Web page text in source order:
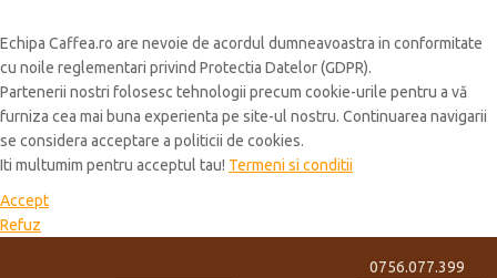
Echipa Caffea.ro are nevoie de acordul dumneavoastra in conformitate
cu noile reglementari privind Protectia Datelor (GDPR).
Partenerii nostri folosesc tehnologii precum cookie-urile pentru a vă
furniza cea mai buna experienta pe site-ul nostru. Continuarea navigarii
se considera acceptare a politicii de cookies.
Iti multumim pentru acceptul tau! Termeni si conditii
Accept
Refuz
0756.077.399